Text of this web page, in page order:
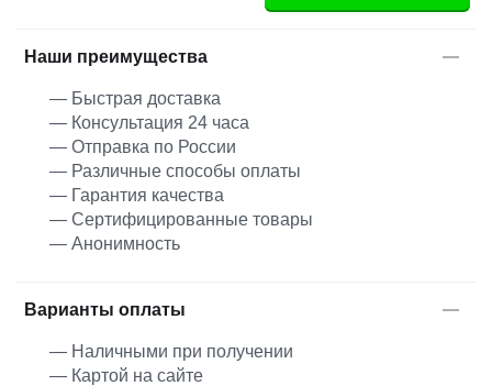
Наши преимущества
— Быстрая доставка
— Консультация 24 часа
— Отправка по России
— Различные способы оплаты
— Гарантия качества
— Сертифицированные товары
— Анонимность
Варианты оплаты
— Наличными при получении
— Картой на сайте